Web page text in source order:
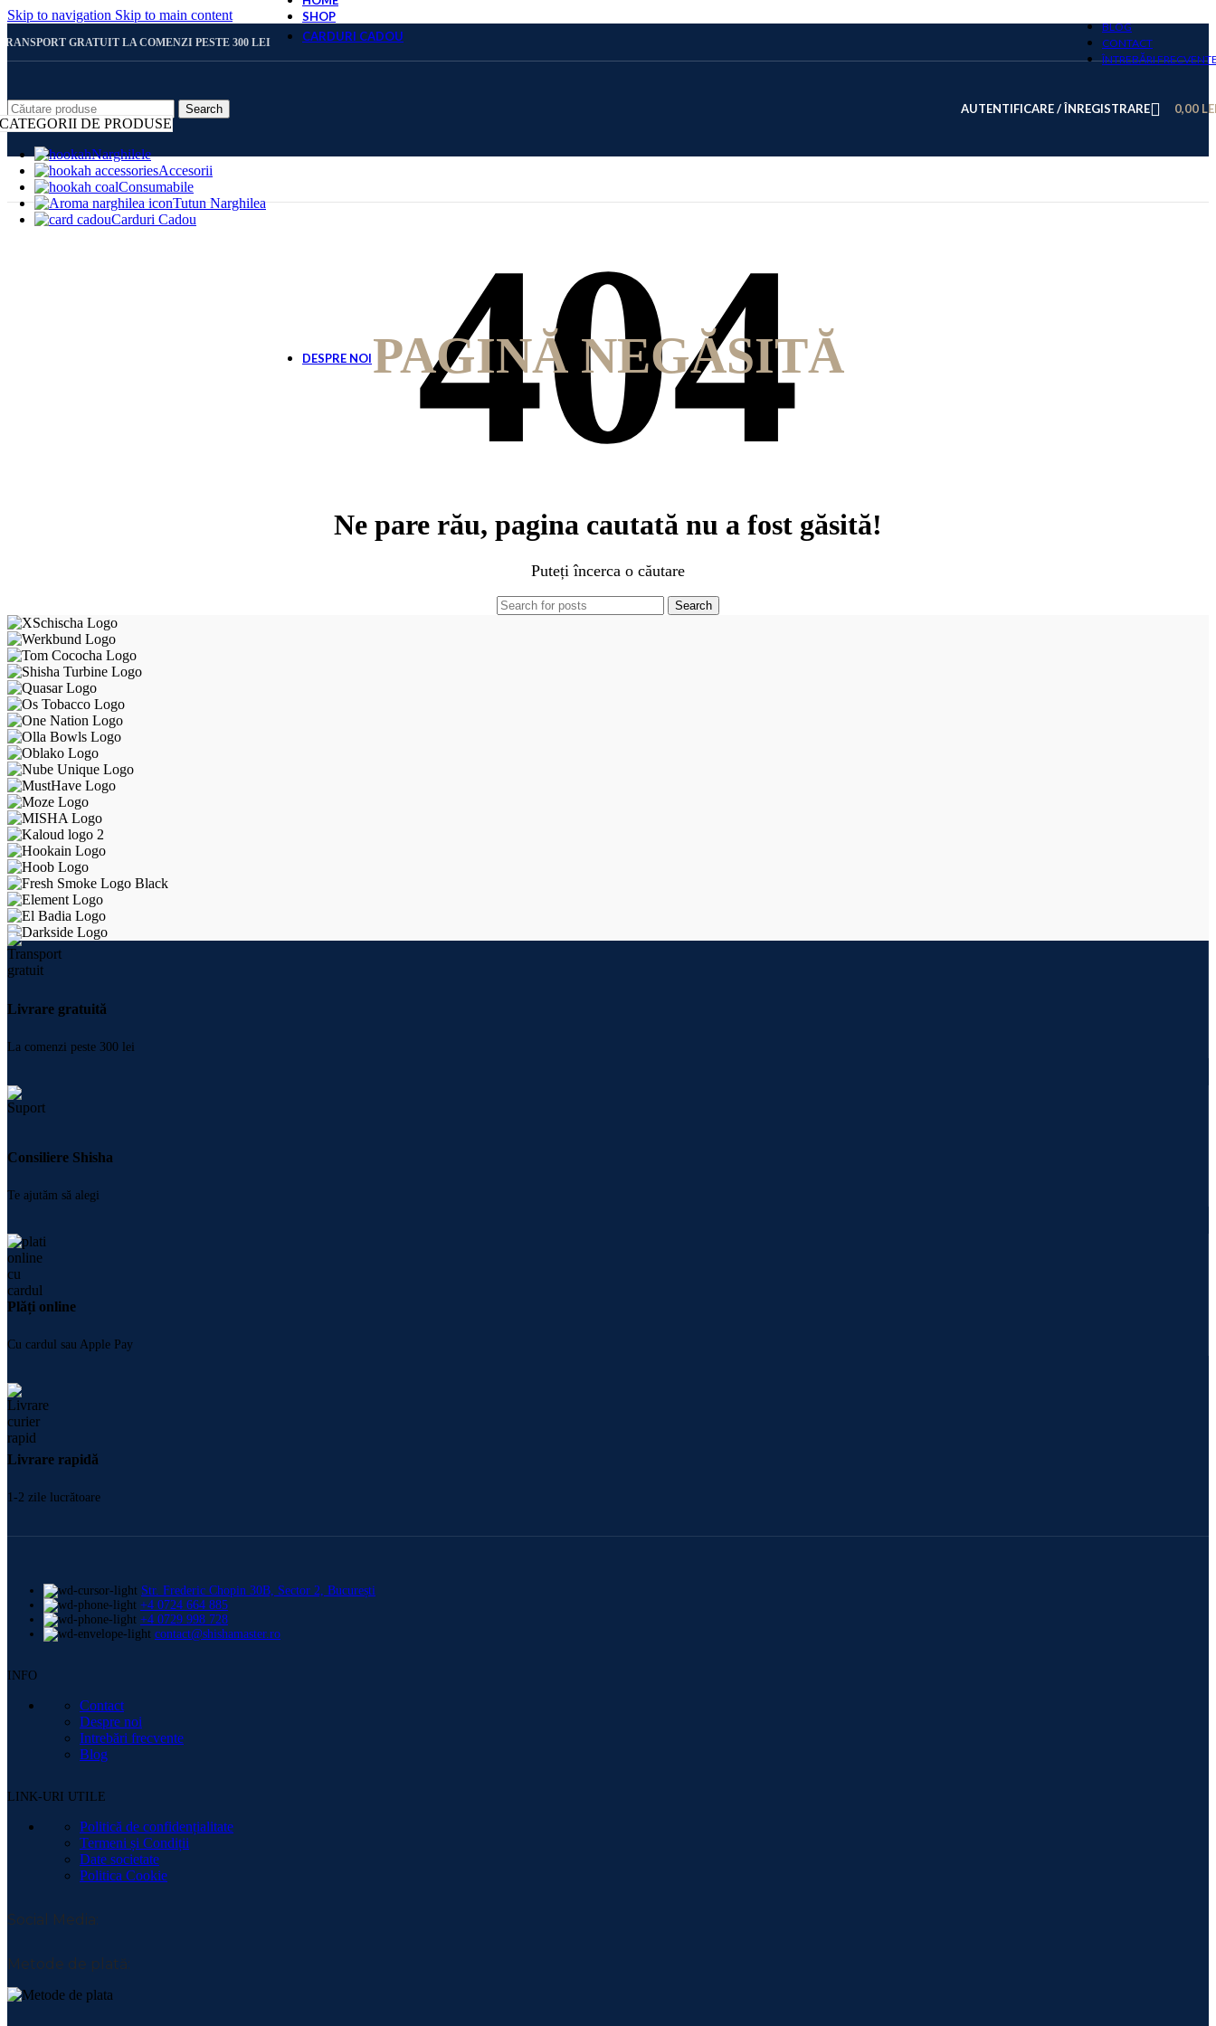
Skip to navigation Skip to main content
GRATUIT LA COMENZI PESTE 300 LEI
BLOG
CONTACT
ÎNTREBĂRI
Search AUTENTIFICARE / ÎNREGISTRARE 0,00
CATEGORII DE PRODUSE
Narghilele
Accesorii
Consumabile
Tutun Narghilea
Carduri Cadou
SHOP
CARDURI CADOU
CARD CADOU 1000 LEI
DESPRE NOIPAGINĂ NEGĂSITĂ
Ne pare rău, pagina cautată nu a fost găsită!
Puteți încerca o căutare
Search
Livrare gratuită
La comenzi peste 300 lei
Consiliere Shisha
Te ajutăm să alegi
Plăți online
Cu cardul sau Apple Pay
Livrare rapidă
1-2 zile lucrătoare
Str. Frederic Chopin 30B, Sector 2, București
+4 0724 664 885
+4 0729 998 728
contact@shishamaster.ro
INFO
Contact
Despre noi
Intrebări frecvente
Blog
LINK-URI UTILE
Politică de confidențialitate
Termeni și Condiții
Date societate
Politica Cookie
Social Media:
Metode de plată: